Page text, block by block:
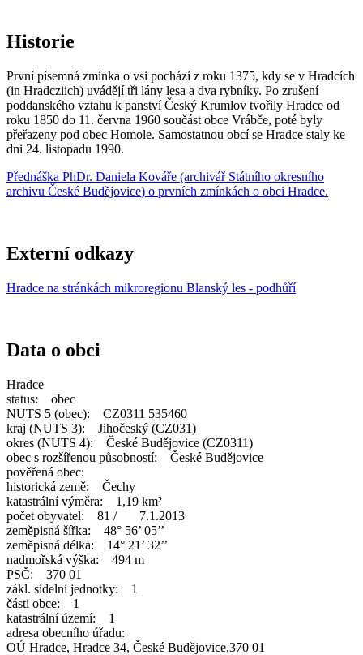
Historie
První písemná zmínka o vsi pochází z roku 1375, kdy se v Hradcích
(in Hradcziich) uvádějí tři lány lesa a dva rybníky. Po zrušení
poddanského vztahu k panství Český Krumlov tvořily Hradce od
roku 1850 do 11. června 1960 součást obce Vrábče, poté byly
přeřazeny pod obec Homole. Samostatnou obcí se Hradce staly ke
dni 24. listopadu 1990.
Přednáška PhDr. Daniela Kováře (archivář Státního okresního
archivu České Budějovice) o prvních zmínkách o obci Hradce.
Externí odkazy
Hradce na stránkách mikroregionu Blanský les - podhůří
Data o obci
Hradce
status: obec
NUTS 5 (obec): CZ0311 535460
kraj (NUTS 3): Jihočeský (CZ031)
okres (NUTS 4): České Budějovice (CZ0311)
obec s rozšířenou působností: České Budějovice
pověřená obec:
historická země: Čechy
katastrální výměra: 1,19 km²
počet obyvatel: 81 / 7.1.2013
zeměpisná šířka: 48° 56’ 05’’
zeměpisná délka: 14° 21’ 32’’
nadmořská výška: 494 m
PSČ: 370 01
zákl. sídelní jednotky: 1
části obce: 1
katastrální území: 1
adresa obecního úřadu:
OÚ Hradce, Hradce 34, České Budějovice,370 01